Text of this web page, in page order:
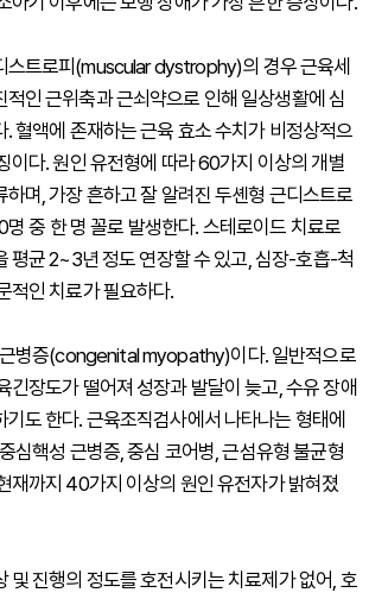
스트로피(muscular dystrophy)의 경우 근육세
인 근위축과 근쇠약으로 인해 일상생활에 심
혈액에 존재하는 근육 효소 수치가 비정상적으
이다. 원인 유전형에 따라 60가지 이상의 개별
며, 가장 흔하고 잘 알려진 두셴형 근디스트로
중 한 명 꼴로 발생한다. 스테로이드 치료로
평균 2~3년 정도 연장할 수 있고, 심장-호흡-척
적인 치료가 필요하다.
병증(congenital myopathy)이다. 일반적으로
긴장도가 떨어져 성장과 발달이 늦고, 수유 장애
도 한다. 근육조직검사에서 나타나는 형태에
심핵성 근병증, 중심 코어병, 근섬유형 불균형
재까지 40가지 이상의 원인 유전자가 밝혀졌
및 진행의 정도를 호전시키는 치료제가 없어, 호